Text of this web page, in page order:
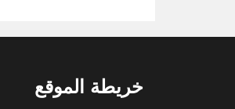
خريطة الموقع